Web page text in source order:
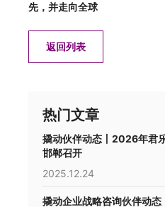
先，并走向全球
返回列表
热门文章
撬动伙伴动态丨2026年君
邯郸召开
2025.12.24
撬动企业战略咨询伙伴动